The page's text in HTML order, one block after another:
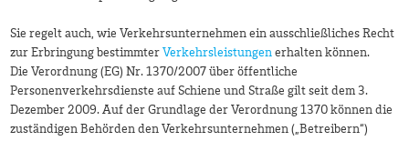
Sie regelt auch, wie Verkehrsunternehmen ein ausschließliches Recht
zur Erbringung bestimmter Verkehrsleistungen erhalten können.
Die Verordnung (EG) Nr. 1370/2007 über öffentliche
Personenverkehrsdienste auf Schiene und Straße gilt seit dem 3.
Dezember 2009. Auf der Grundlage der Verordnung 1370 können die
zuständigen Behörden den Verkehrsunternehmen („Betreibern“)